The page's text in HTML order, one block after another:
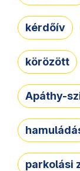
kérdőív
körözött
Apáthy-
parkolási